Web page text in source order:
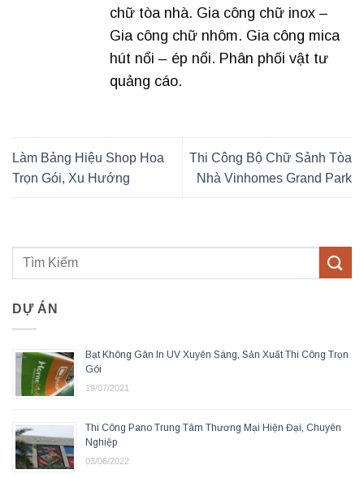
chữ tòa nhà. Gia công chữ inox –
Gia công chữ nhôm. Gia công mica
hút nổi – ép nổi. Phân phối vật tư
quảng cáo.
Làm Bảng Hiệu Shop Hoa
Trọn Gói, Xu Hướng
Thi Công Bộ Chữ Sảnh Tòa
Nhà Vinhomes Grand Park
DỰ ÁN
Bạt Không Gân In UV Xuyên Sáng, Sản Xuất Thi Công Trọn
Gói
19/07/2021
Thi Công Pano Trung Tâm Thương Mại Hiện Đại, Chuyên
Nghiệp
03/06/2022